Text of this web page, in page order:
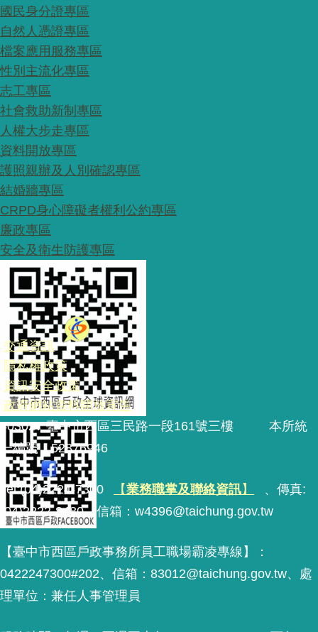
國民身分證專區
自然人憑證專區
檔案應用服務專區
性別主流化專區
志工專區
社會救助新制專區
人權大步走專區
資料開放專區
護照親辦及人別確認專區
結婚牆專區
CRPD身心障礙者權利公約專區
廉政專區
安全及衛生防護專區
交通資訊
隱私權政策
資訊安全政策
政府網站資料開放宣告
403027 臺中市西區三民路一段161號三樓 本所統
一編號：52876946
Tel:(04)2224-7300 【業務職掌及聯絡資訊】
、傳真:
(04)2222-8480、 信箱： w4396@taichung.gov.tw
【臺中市西區戶政事務所員工職場霸凌專線】：
0422247300#202、信箱：83012@taichung.gov.tw、處
理單位：兼任人事管理員